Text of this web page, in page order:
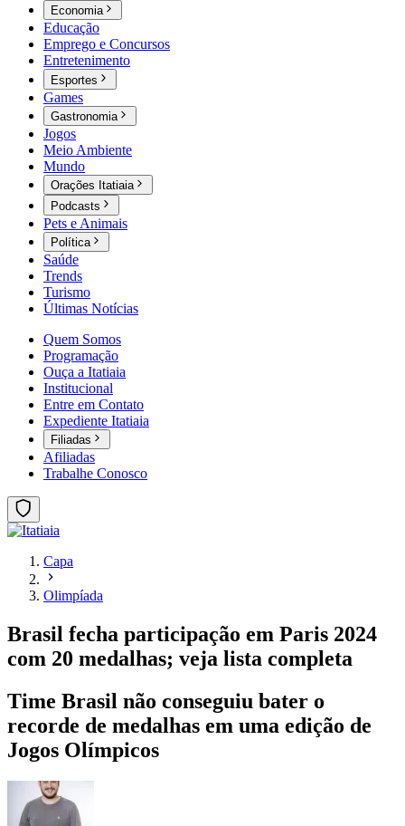
Economia
Educação
Emprego e Concursos
Entretenimento
Esportes
Games
Gastronomia
Jogos
Meio Ambiente
Mundo
Orações Itatiaia
Podcasts
Pets e Animais
Política
Saúde
Trends
Turismo
Últimas Notícias
Quem Somos
Programação
Ouça a Itatiaia
Institucional
Entre em Contato
Expediente Itatiaia
Filiadas
Afiliadas
Trabalhe Conosco
Capa
Olimpíada
Brasil fecha participação em Paris 2024
com 20 medalhas; veja lista completa
Time Brasil não conseguiu bater o
recorde de medalhas em uma edição de
Jogos Olímpicos